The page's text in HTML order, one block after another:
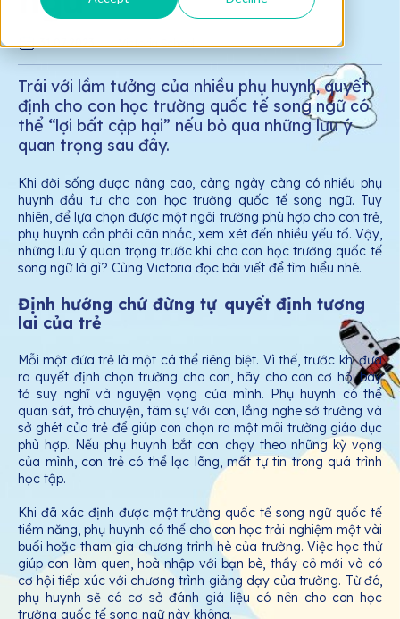
31.07.2023 Victoria School
Trái với lầm tưởng của nhiều phụ huynh, quyết
định cho con học trường quốc tế song ngữ có
thể “lợi bất cập hại” nếu bỏ qua những lưu ý
quan trọng sau đây.
Khi đời sống được nâng cao, càng ngày càng có nhiều phụ
huynh đầu tư cho con học trường quốc tế song ngữ. Tuy
nhiên, để lựa chọn được một ngôi trường phù hợp cho con trẻ,
phụ huynh cần phải cân nhắc, xem xét đến nhiều yếu tố. Vậy,
những lưu ý quan trọng trước khi cho con học trường quốc tế
song ngữ là gì? Cùng Victoria đọc bài viết để tìm hiểu nhé.
Định hướng chứ đừng tự quyết định tương
lai của trẻ
Mỗi một đứa trẻ là một cá thể riêng biệt. Vì thế, trước khi đưa
ra quyết định chọn trường cho con, hãy cho con cơ hội bày
tỏ suy nghĩ và nguyện vọng của mình. Phụ huynh có thể
quan sát, trò chuyện, tâm sự với con, lắng nghe sở trường và
sở ghét của trẻ để giúp con chọn ra một môi trường giáo dục
phù hợp. Nếu phụ huynh bắt con chạy theo những kỳ vọng
của mình, con trẻ có thể lạc lõng, mất tự tin trong quá trình
học tập.
Khi đã xác định được một trường quốc tế song ngữ quốc tế
tiềm năng, phụ huynh có thể cho con học trải nghiệm một vài
buổi hoặc tham gia chương trình hè của trường. Việc học thử
giúp con làm quen, hoà nhập với bạn bè, thầy cô mới và có
cơ hội tiếp xúc với chương trình giảng dạy của trường. Từ đó,
phụ huynh sẽ có cơ sở đánh giá liệu có nên cho con học
trường quốc tế song ngữ này không.